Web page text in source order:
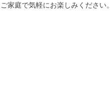
ご家庭で気軽にお楽しみください。